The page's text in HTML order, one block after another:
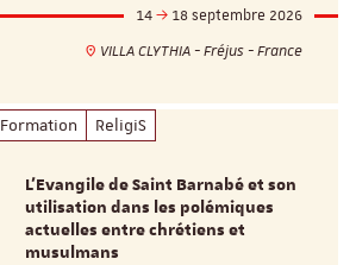
14
18 septembre 2026
VILLA CLYTHIA - Fréjus - France
Formation ReligiS
L’Evangile de Saint Barnabé et son
utilisation dans les polémiques
actuelles entre chrétiens et
musulmans